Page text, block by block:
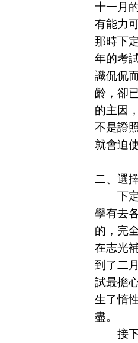
十一月
有能力
那時下
年的考
識侃侃
齡，卻
的主因
不是證
就會迫
二、選
下定
學有去
的，完
在志光
到了二
試最擔
生了惰
盡。
接下